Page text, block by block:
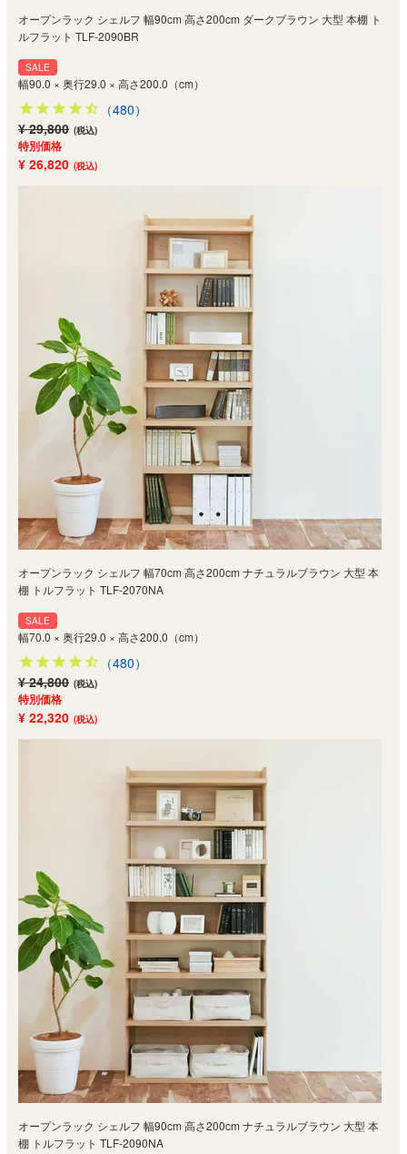
オープンラック シェルフ 幅90cm 高さ200cm ダークブラウン 大型 本棚 ト
ルフラット TLF-2090BR
SALE
幅90.0 × 奥行29.0 × 高さ200.0（cm）
（480）
¥ 29,800 (税込)
特別価格
¥ 26,820 (税込)
オープンラック シェルフ 幅70cm 高さ200cm ナチュラルブラウン 大型 本
棚 トルフラット TLF-2070NA
SALE
幅70.0 × 奥行29.0 × 高さ200.0（cm）
（480）
¥ 24,800 (税込)
特別価格
¥ 22,320 (税込)
オープンラック シェルフ 幅90cm 高さ200cm ナチュラルブラウン 大型 本
棚 トルフラット TLF-2090NA